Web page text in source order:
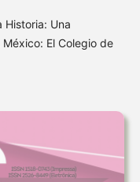
Historia: Una
El Colegio de